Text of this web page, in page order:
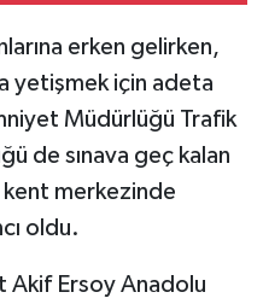
erken gelirken,
yetişmek için adeta
Müdürlüğü Trafik
de sınava geç kalan
kent merkezinde
oldu.
Akif Ersoy Anadolu